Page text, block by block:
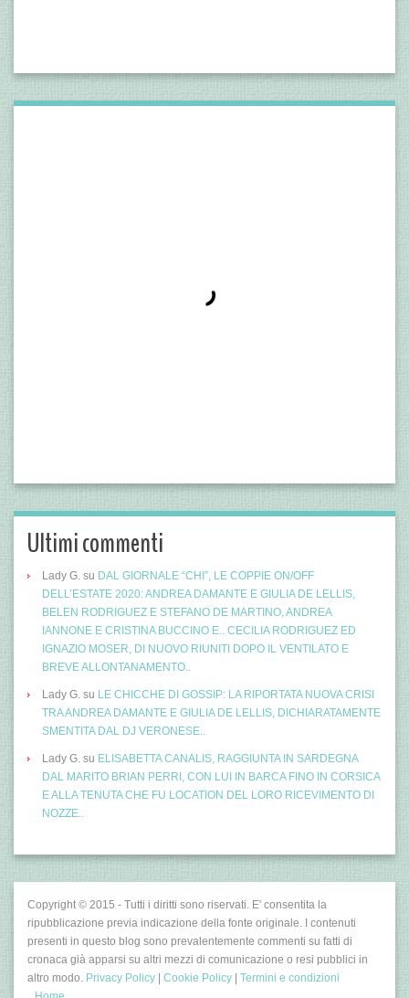
Ultimi commenti
Lady G. su DAL GIORNALE “CHI”, LE COPPIE ON/OFF
DELL’ESTATE 2020: ANDREA DAMANTE E GIULIA DE LELLIS,
BELEN RODRIGUEZ E STEFANO DE MARTINO, ANDREA
IANNONE E CRISTINA BUCCINO E.. CECILIA RODRIGUEZ ED
IGNAZIO MOSER, DI NUOVO RIUNITI DOPO IL VENTILATO E
BREVE ALLONTANAMENTO..
Lady G. su LE CHICCHE DI GOSSIP: LA RIPORTATA NUOVA CRISI
TRA ANDREA DAMANTE E GIULIA DE LELLIS, DICHIARATAMENTE
SMENTITA DAL DJ VERONESE..
Lady G. su ELISABETTA CANALIS, RAGGIUNTA IN SARDEGNA
DAL MARITO BRIAN PERRI, CON LUI IN BARCA FINO IN CORSICA
E ALLA TENUTA CHE FU LOCATION DEL LORO RICEVIMENTO DI
NOZZE..
Copyright © 2015 - Tutti i diritti sono riservati. E' consentita la
ripubblicazione previa indicazione della fonte originale. I contenuti
presenti in questo blog sono prevalentemente commenti su fatti di
cronaca già apparsi su altri mezzi di comunicazione o resi pubblici in
altro modo. Privacy Policy | Cookie Policy | Termini e condizioni